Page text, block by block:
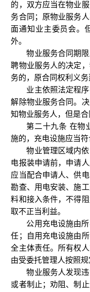
的，双方应当在物业
务合同；原物业服务
面通知业主委员会。
外。
物业服务合同期
聘物业服务人的决定
务的，原合同权利义务
业主依照法定程
解除物业服务合同。
知物业服务人，但是
第二十九条 在物
施的，充电设施应当
物业管理区域内
电报装申请前，申请
应当配合申请人、供
勘查、用电安装、施
料和接入条件，不得
取不正当利益。
公用充电设施由
任；自用充电设施由
全主体责任。所有权
由受委托管理人按照
物业服务人发现
或者制止；劝阻、制